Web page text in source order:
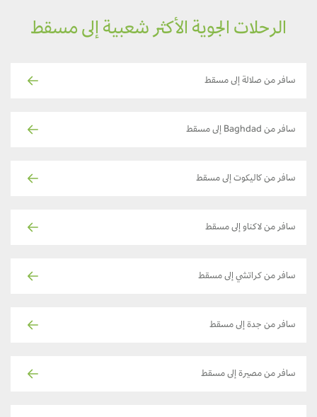
الرحلات الجوية الأكثر شعبية إلى مسقط
سافر من صلالة إلى مسقط
سافر من Baghdad إلى مسقط
سافر من كاليكوت إلى مسقط
سافر من لاكناو إلى مسقط
سافر من كراتشي إلى مسقط
سافر من جدة إلى مسقط
سافر من مصيرة إلى مسقط